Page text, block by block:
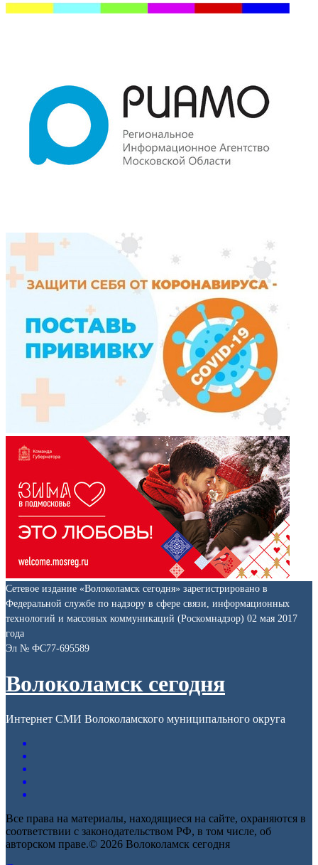
Сетевое издание «Волоколамск сегодня» зарегистрировано в
Федеральной службе по надзору в сфере связи, информационных
технологий и массовых коммуникаций (Роскомнадзор) 02 мая 2017
года
Эл № ФС77-695589
Волоколамск сегодня
Интернет СМИ Волоколамского муниципального округа
Все права на материалы, находящиеся на сайте, охраняются в
соответствии с законодательством РФ, в том числе, об
авторском праве.© 2026 Волоколамск сегодня